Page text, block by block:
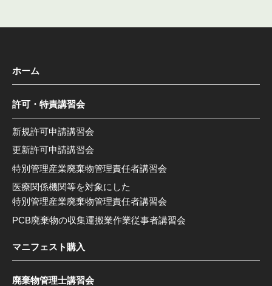
ホーム
許可・特責講習会
新規許可申請講習会
更新許可申請講習会
特別管理産業廃棄物管理責任者講習会
医療関係機関等を対象にした
特別管理産業廃棄物管理責任者講習会
PCB廃棄物の収集運搬業作業従事者講習会
マニフェスト購入
廃棄物管理士講習会